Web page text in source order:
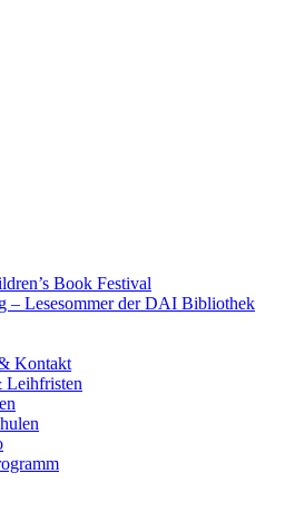
Book Festival
– Lesesommer der DAI Bibliothek
Kontakt
Leihfristen